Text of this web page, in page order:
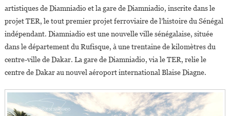
artistiques de Diamniadio et la gare de Diamniadio, inscrite dans le
projet TER, le tout premier projet ferroviaire de l’histoire du Sénégal
indépendant. Diamniadio est une nouvelle ville sénégalaise, située
dans le département du Rufisque, à une trentaine de kilomètres du
centre-ville de Dakar. La gare de Diamniadio, via le TER, relie le
centre de Dakar au nouvel aéroport international Blaise Diagne.